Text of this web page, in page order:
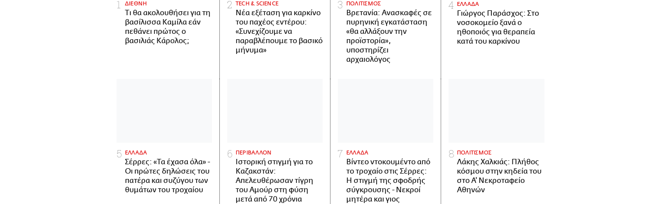
ΔΙΕΘΝΗ
Τι θα ακολουθήσει για τη
βασίλισσα Καμίλα εάν
πεθάνει πρώτος ο
βασιλιάς Κάρολος;
ΤECH & SCIENCE
Νέα εξέταση για καρκίνο
του παχέος εντέρου:
«Συνεχίζουμε να
παραβλέπουμε το βασικό
μήνυμα»
ΠΟΛΙΤΙΣΜΟΣ
Βρετανία: Ανασκαφές σε
πυρηνική εγκατάσταση
«θα αλλάξουν την
προϊστορία»,
υποστηρίζει
αρχαιολόγος
ΕΛΛΑΔΑ
Γιώργος Παράσχος: Στο
νοσοκομείο ξανά ο
ηθοποιός για θεραπεία
κατά του καρκίνου
ΕΛΛΑΔΑ
Σέρρες: «Τα έχασα όλα» -
Οι πρώτες δηλώσεις του
πατέρα και συζύγου των
θυμάτων του τροχαίου
ΠΕΡΙΒΑΛΛΟΝ
Ιστορική στιγμή για το
Καζακστάν:
Απελευθέρωσαν τίγρη
του Αμούρ στη φύση
μετά από 70 χρόνια
ΕΛΛΑΔΑ
Βίντεο ντοκουμέντο από
το τροχαίο στις Σέρρες:
Η στιγμή της σφοδρής
σύγκρουσης - Νεκροί
μητέρα και γιος
ΠΟΛΙΤΙΣΜΟΣ
Λάκης Χαλκιάς: Πλήθος
κόσμου στην κηδεία του
στο Α' Νεκροταφείο
Αθηνών